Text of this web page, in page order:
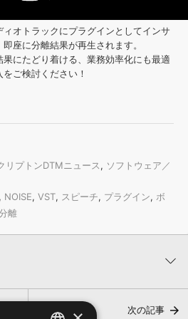
オトラックにプラグインとしてインサ
座に分離結果が再生されます。
にたどり着ける、業務効率化にも最適
ご検討ください！
リプトンDTMニュース, ソフトウェア／
, NOISE, VST, スピーチ, プラグイン, ボ
離
次の記事